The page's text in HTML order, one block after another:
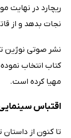
ریچارد در نهایت
نجات بدهد و از
نشر صوتی نوژین
کتاب انتخاب
مهیا کرده است.
اقتباس
تا کنون از داستان